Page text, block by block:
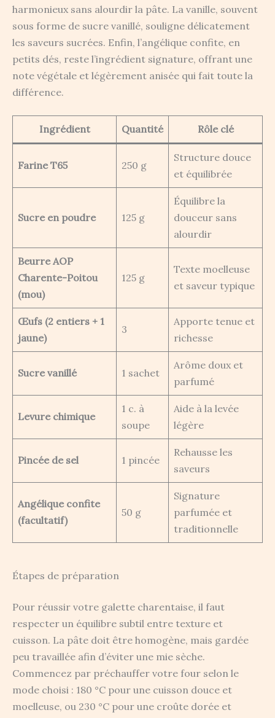
harmonieux sans alourdir la pâte. La vanille, souvent
sous forme de sucre vanillé, souligne délicatement
les saveurs sucrées. Enfin, l’angélique confite, en
petits dés, reste l’ingrédient signature, offrant une
note végétale et légèrement anisée qui fait toute la
différence.
Ingrédient Quantité Rôle clé
Farine T65 250 g
Structure douce
et équilibrée
Sucre en poudre 125 g
Équilibre la
douceur sans
alourdir
Beurre AOP
Charente-Poitou
(mou)
125 g
Texte moelleuse
et saveur typique
Œufs (2 entiers + 1
jaune)
3
Apporte tenue et
richesse
Sucre vanillé 1 sachet
Arôme doux et
parfumé
Levure chimique
1 c. à
soupe
Aide à la levée
légère
Pincée de sel 1 pincée
Rehausse les
saveurs
Angélique confite
(facultatif)
50 g
Signature
parfumée et
traditionnelle
Étapes de préparation
Pour réussir votre galette charentaise, il faut
respecter un équilibre subtil entre texture et
cuisson. La pâte doit être homogène, mais gardée
peu travaillée afin d’éviter une mie sèche.
Commencez par préchauffer votre four selon le
mode choisi : 180 °C pour une cuisson douce et
moelleuse, ou 230 °C pour une croûte dorée et